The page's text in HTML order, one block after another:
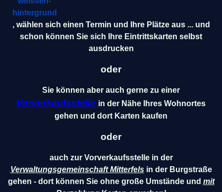
, wählen sich einen Termin und Ihre Plätze aus ... und
schon können Sie sich Ihre Eintrittskarten selbst
ausdrucken
oder
Sie können aber auch gerne zu einer
Vorverkaufsstelle in der Nähe Ihres Wohnortes
gehen und dort Karten kaufen
oder
auch zur Vorverkaufsstelle in der
Verwaltungsgemeinschaft Mitterfelsin der Burgstraße
gehen - dort können Sie ohne große Umstände und mit